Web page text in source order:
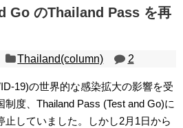
Go のThailand Pass を再
Thailand(column) 2
19)の世界的な感染拡大の影響を受
度、Thailand Pass (Test and Go)に
止していました。しかし2月1日から